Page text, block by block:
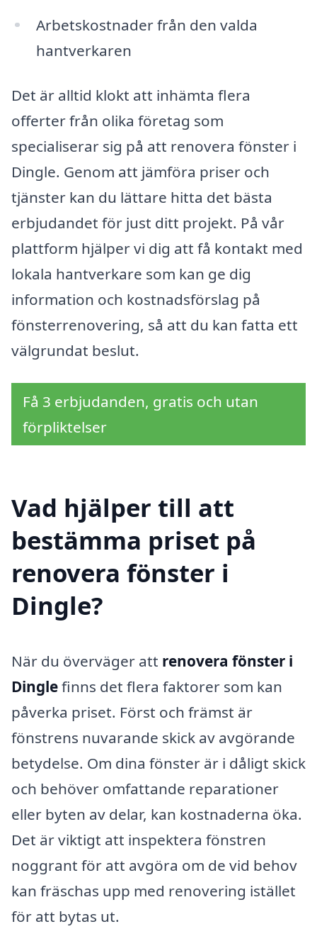
Arbetskostnader från den valda
hantverkaren
Det är alltid klokt att inhämta flera
offerter från olika företag som
specialiserar sig på att renovera fönster i
Dingle. Genom att jämföra priser och
tjänster kan du lättare hitta det bästa
erbjudandet för just ditt projekt. På vår
plattform hjälper vi dig att få kontakt med
lokala hantverkare som kan ge dig
information och kostnadsförslag på
fönsterrenovering, så att du kan fatta ett
välgrundat beslut.
Få 3 erbjudanden, gratis och utan
förpliktelser
Vad hjälper till att
bestämma priset på
renovera fönster i
Dingle?
När du överväger att renovera fönster i
Dinglefinns det flera faktorer som kan
påverka priset. Först och främst är
fönstrens nuvarande skick av avgörande
betydelse. Om dina fönster är i dåligt skick
och behöver omfattande reparationer
eller byten av delar, kan kostnaderna öka.
Det är viktigt att inspektera fönstren
noggrant för att avgöra om de vid behov
kan fräschas upp med renovering istället
för att bytas ut.